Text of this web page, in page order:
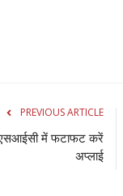
PREVIOUS ARTICLE
ईएसआईसी में फटाफट करें
अप्लाई